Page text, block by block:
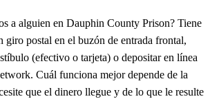
a alguien en Dauphin County Prison? Tiene
giro postal en el buzón de entrada frontal,
(efectivo o tarjeta) o depositar en línea
Cuál funciona mejor depende de la
que el dinero llegue y de lo que le resulte